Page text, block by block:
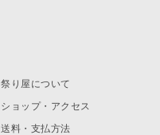
祭り屋について
ショップ・アクセス
送料・支払方法